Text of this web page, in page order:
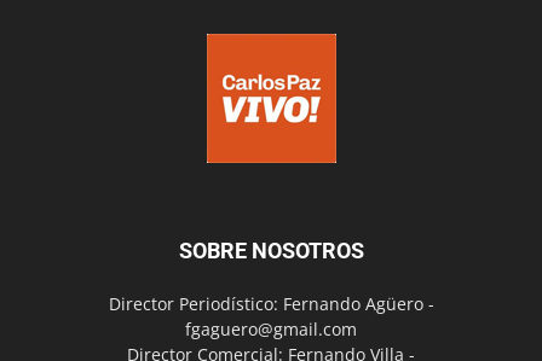
SOBRE NOSOTROS
Director Periodístico: Fernando Agüero -
fgaguero@gmail.com
Director Comercial: Fernando Villa -